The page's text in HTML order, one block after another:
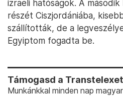
izraeli hatóságok. A
részét Ciszjordániába,
szállították, de a
Egyiptom fogadta be.
Támogasd a
Munkánkkal minden nap